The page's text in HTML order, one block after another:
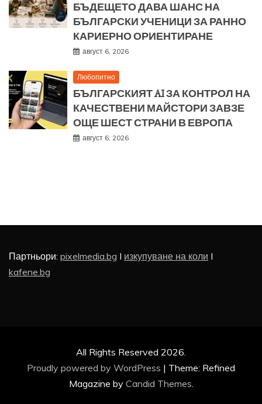
БЪДЕЩЕТО ДАВА ШАНС НА
БЪЛГАРСКИ УЧЕНИЦИ ЗА РАННО
КАРИЕРНО ОРИЕНТИРАНЕ
август 6, 2026
Любопитно
БЪЛГАРСКИЯТ AI ЗА КОНТРОЛ НА
КАЧЕСТВЕНИ МАЙСТОРИ ЗАВЗЕ
ОЩЕ ШЕСТ СТРАНИ В ЕВРОПА
август 6, 2026
Партньори: pixelmedia.bg I изкупуване на коли I
kafene.bg
All Rights Reserved 2026.
Proudly powered by WordPress | Theme: Refined
Magazine by Candid Themes.